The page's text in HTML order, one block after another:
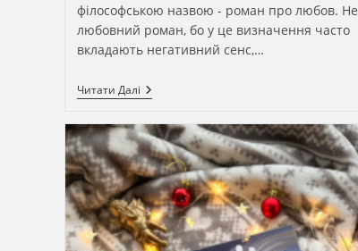
філософською назвою - роман про любов. Не
любовний роман, бо у це визначення часто
вкладають негативний сенс,…
Читати ДаліВідгук
Блогерки
Myroslava_pingvin
Про
Роман